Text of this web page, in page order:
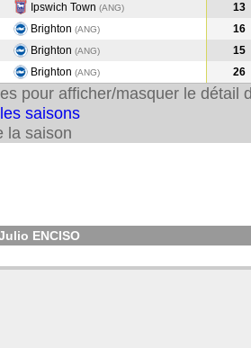
Ipswich Town (ANG)
13
Brighton (ANG)
16
Brighton (ANG)
15
Brighton (ANG) 26
pour afficher/masquer le détail
saisons
la saison
ENCISO